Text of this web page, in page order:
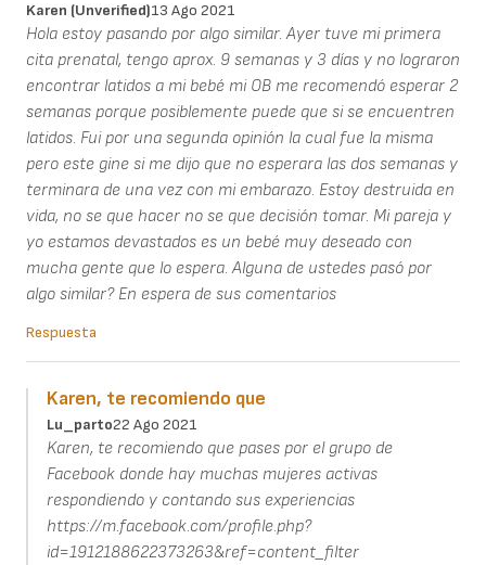
Karen (unverified)13 Ago 2021
Hola estoy pasando por algo similar. Ayer tuve mi primera
cita prenatal, tengo aprox. 9 semanas y 3 días y no lograron
encontrar latidos a mi bebé mi OB me recomendó esperar 2
semanas porque posiblemente puede que si se encuentren
latidos. Fui por una segunda opinión la cual fue la misma
pero este gine si me dijo que no esperara las dos semanas y
terminara de una vez con mi embarazo. Estoy destruida en
vida, no se que hacer no se que decisión tomar. Mi pareja y
yo estamos devastados es un bebé muy deseado con
mucha gente que lo espera. Alguna de ustedes pasó por
algo similar? En espera de sus comentarios
Respuesta
Karen, te recomiendo que
Lu_parto22 Ago 2021
Karen, te recomiendo que pases por el grupo de
Facebook donde hay muchas mujeres activas
respondiendo y contando sus experiencias
https://m.facebook.com/profile.php?
id=1912188622373263&ref=content_filter